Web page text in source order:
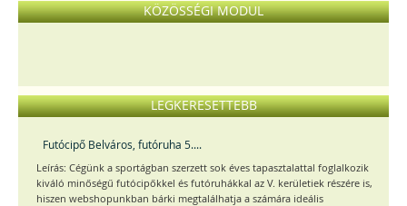
KÖZÖSSÉGI MODUL
LEGKERESETTEBB
Futócipő Belváros, futóruha 5....
Leírás: Cégünk a sportágban szerzett sok éves tapasztalattal foglalkozik
kiváló minőségű futócipőkkel és futóruhákkal az V. kerületiek részére is,
hiszen webshopunkban bárki megtalálhatja a számára ideális